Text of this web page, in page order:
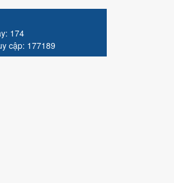
174
cập: 177189